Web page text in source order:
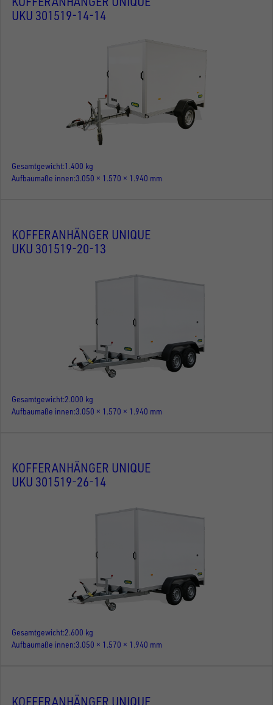
UKU 301519-14-14
Gesamtgewicht 1.400 kg
Aufbaumaße innen 3.050 × 1.570 × 1.940 mm
KOFFERANHÄNGER UNIQUE
UKU 301519-20-13
Gesamtgewicht 2.000 kg
Aufbaumaße innen 3.050 × 1.570 × 1.940 mm
KOFFERANHÄNGER UNIQUE
UKU 301519-26-14
Gesamtgewicht 2.600 kg
Aufbaumaße innen 3.050 × 1.570 × 1.940 mm
KOFFERANHÄNGER UNIQUE